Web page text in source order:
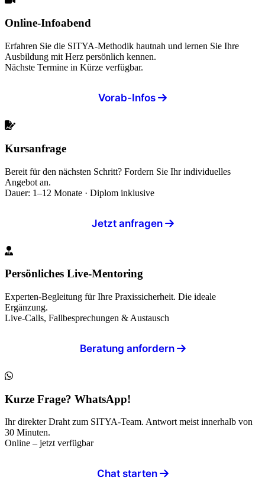
Online-Infoabend
Erfahren Sie die SITYA-Methodik hautnah und lernen Sie Ihre
Ausbildung mit Herz persönlich kennen.
Nächste Termine in Kürze verfügbar.
Vorab-Infos
Kursanfrage
Bereit für den nächsten Schritt? Fordern Sie Ihr individuelles
Angebot an.
Dauer: 1–12 Monate · Diplom inklusive
Jetzt anfragen
Persönliches Live-Mentoring
Experten-Begleitung für Ihre Praxissicherheit. Die ideale
Ergänzung.
Live-Calls, Fallbesprechungen & Austausch
Beratung anfordern
Kurze Frage? WhatsApp!
Ihr direkter Draht zum SITYA-Team. Antwort meist innerhalb von
30 Minuten.
Online – jetzt verfügbar
Chat starten